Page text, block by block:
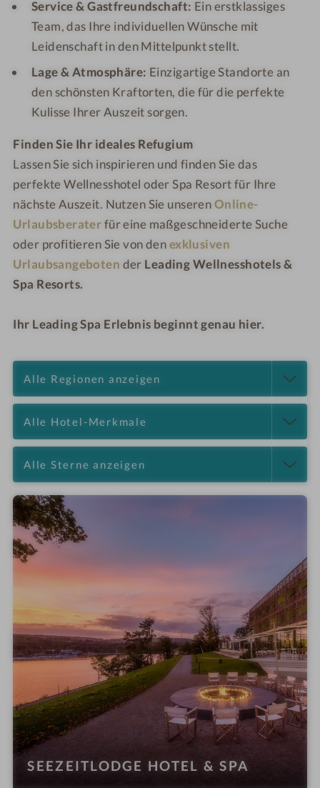
Service & Gastfreundschaft: Ein erstklassiges
Team, das Ihre individuellen Wünsche mit
Leidenschaft in den Mittelpunkt stellt.
Lage & Atmosphäre: Einzigartige Standorte an
den schönsten Kraftorten, die für die perfekte
Kulisse Ihrer Auszeit sorgen.
Finden Sie Ihr ideales Refugium
Lassen Sie sich inspirieren und finden Sie das
perfekte Wellnesshotel oder Spa Resort für Ihre
nächste Auszeit. Nutzen Sie unserenOnline-
Urlaubsberaterfür eine maßgeschneiderte Suche
oder profitieren Sie von denexklusiven
Urlaubsangeboten der Leading Wellnesshotels &
Spa Resorts.
Ihr Leading Spa Erlebnis beginnt genau hier.
SEEZEITLODGE HOTEL & SPA